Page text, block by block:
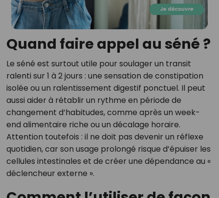
Quand faire appel au séné ?
Le séné est surtout utile pour soulager un transit
ralenti sur 1 à 2 jours : une sensation de constipation
isolée ou un ralentissement digestif ponctuel. Il peut
aussi aider à rétablir un rythme en période de
changement d’habitudes, comme après un week-
end alimentaire riche ou un décalage horaire.
Attention toutefois : il ne doit pas devenir un réflexe
quotidien, car son usage prolongé risque d’épuiser les
cellules intestinales et de créer une dépendance au «
déclencheur externe ».